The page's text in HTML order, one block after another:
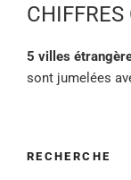
CHIFFRES
5 villes
sont jumelées
RECHERCHE